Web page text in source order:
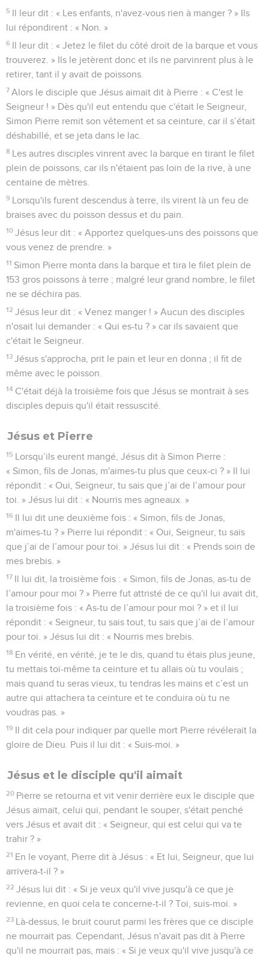
5 Il leur dit : « Les enfants, n'avez-vous rien à manger ? » Ils
lui répondirent : « Non. »
6 Il leur dit : « Jetez le filet du côté droit de la barque et vous
trouverez. » Ils le jetèrent donc et ils ne parvinrent plus à le
retirer, tant il y avait de poissons.
7 Alors le disciple que Jésus aimait dit à Pierre : « C'est le
Seigneur ! » Dès qu'il eut entendu que c'était le Seigneur,
Simon Pierre remit son vêtement et sa ceinture, car il s’était
déshabillé, et se jeta dans le lac.
8 Les autres disciples vinrent avec la barque en tirant le filet
plein de poissons, car ils n'étaient pas loin de la rive, à une
centaine de mètres.
9 Lorsqu'ils furent descendus à terre, ils virent là un feu de
braises avec du poisson dessus et du pain.
10 Jésus leur dit : « Apportez quelques-uns des poissons que
vous venez de prendre. »
11 Simon Pierre monta dans la barque et tira le filet plein de
153 gros poissons à terre ; malgré leur grand nombre, le filet
ne se déchira pas.
12 Jésus leur dit : « Venez manger ! » Aucun des disciples
n'osait lui demander : « Qui es-tu ? » car ils savaient que
c'était le Seigneur.
13 Jésus s'approcha, prit le pain et leur en donna ; il fit de
même avec le poisson.
14 C'était déjà la troisième fois que Jésus se montrait à ses
disciples depuis qu'il était ressuscité.
Jésus et Pierre
15 Lorsqu’ils eurent mangé, Jésus dit à Simon Pierre :
« Simon, fils de Jonas, m'aimes-tu plus que ceux-ci ? » Il lui
répondit : « Oui, Seigneur, tu sais que j’ai de l’amour pour
toi. » Jésus lui dit : « Nourris mes agneaux. »
16 Il lui dit une deuxième fois : « Simon, fils de Jonas,
m'aimes-tu ? » Pierre lui répondit : « Oui, Seigneur, tu sais
que j’ai de l’amour pour toi. » Jésus lui dit : « Prends soin de
mes brebis. »
17 Il lui dit, la troisième fois : « Simon, fils de Jonas, as-tu de
l’amour pour moi ? » Pierre fut attristé de ce qu'il lui avait dit,
la troisième fois : « As-tu de l’amour pour moi ? » et il lui
répondit : « Seigneur, tu sais tout, tu sais que j’ai de l’amour
pour toi. » Jésus lui dit : « Nourris mes brebis.
18 En vérité, en vérité, je te le dis, quand tu étais plus jeune,
tu mettais toi-même ta ceinture et tu allais où tu voulais ;
mais quand tu seras vieux, tu tendras les mains et c’est un
autre qui attachera ta ceinture et te conduira où tu ne
voudras pas. »
19 Il dit cela pour indiquer par quelle mort Pierre révélerait la
gloire de Dieu. Puis il lui dit : « Suis-moi. »
Jésus et le disciple qu'il aimait
20 Pierre se retourna et vit venir derrière eux le disciple que
Jésus aimait, celui qui, pendant le souper, s'était penché
vers Jésus et avait dit : « Seigneur, qui est celui qui va te
trahir ? »
21 En le voyant, Pierre dit à Jésus : « Et lui, Seigneur, que lui
arrivera-t-il ? »
22 Jésus lui dit : « Si je veux qu'il vive jusqu'à ce que je
revienne, en quoi cela te concerne-t-il ? Toi, suis-moi. »
23 Là-dessus, le bruit courut parmi les frères que ce disciple
ne mourrait pas. Cependant, Jésus n'avait pas dit à Pierre
qu'il ne mourrait pas, mais : « Si je veux qu'il vive jusqu'à ce